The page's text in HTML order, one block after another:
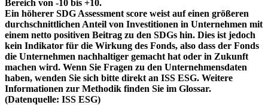
Bereich von -10 bis +10.
Ein höherer SDG Assessment score weist auf einen größeren
durchschnittlichen Anteil von Investitionen in Unternehmen mit
einem netto positiven Beitrag zu den SDGs hin. Dies ist jedoch
kein Indikator für die Wirkung des Fonds, also dass der Fonds
die Unternehmen nachhaltiger gemacht hat oder in Zukunft
machen wird. Wenn Sie Fragen zu den Unternehmensdaten
haben, wenden Sie sich bitte direkt an ISS ESG. Weitere
Informationen zur Methodik finden Sie im Glossar.
(Datenquelle: ISS ESG)